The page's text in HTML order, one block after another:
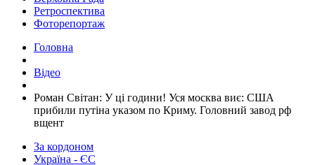
Ретроспектива
Фоторепортаж
Головна
Відео
​Роман Світан: У ці години! Уся москва виє: США
прибили путіна указом по Криму. Головний завод рф
вщент
За кордоном
Україна - ЄС